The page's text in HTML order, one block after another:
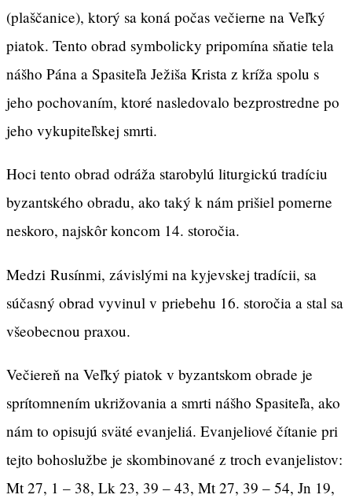
(plaščanice), ktorý sa koná počas večierne na Veľký
piatok. Tento obrad symbolicky pripomína sňatie tela
nášho Pána a Spasiteľa Ježiša Krista z kríža spolu s
jeho pochovaním, ktoré nasledovalo bezprostredne po
jeho vykupiteľskej smrti.
Hoci tento obrad odráža starobylú liturgickú tradíciu
byzantského obradu, ako taký k nám prišiel pomerne
neskoro, najskôr koncom 14. storočia.
Medzi Rusínmi, závislými na kyjevskej tradícii, sa
súčasný obrad vyvinul v priebehu 16. storočia a stal sa
všeobecnou praxou.
Večiereň na Veľký piatok v byzantskom obrade je
sprítomnením ukrižovania a smrti nášho Spasiteľa, ako
nám to opisujú sväté evanjeliá. Evanjeliové čítanie pri
tejto bohoslužbe je skombinované z troch evanjelistov:
Mt 27, 1 – 38, Lk 23, 39 – 43, Mt 27, 39 – 54, Jn 19,